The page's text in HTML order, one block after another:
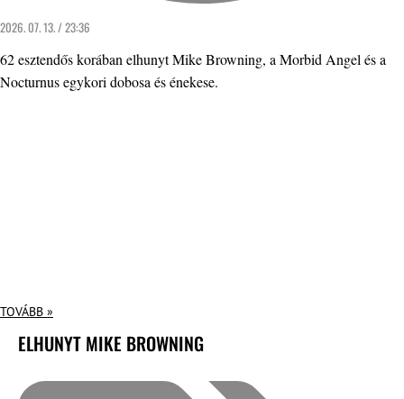
2026. 07. 13. / 23:36
62 esztendős korában elhunyt Mike Browning, a Morbid Angel és a
Nocturnus egykori dobosa és énekese.
TOVÁBB »
ELHUNYT MIKE BROWNING